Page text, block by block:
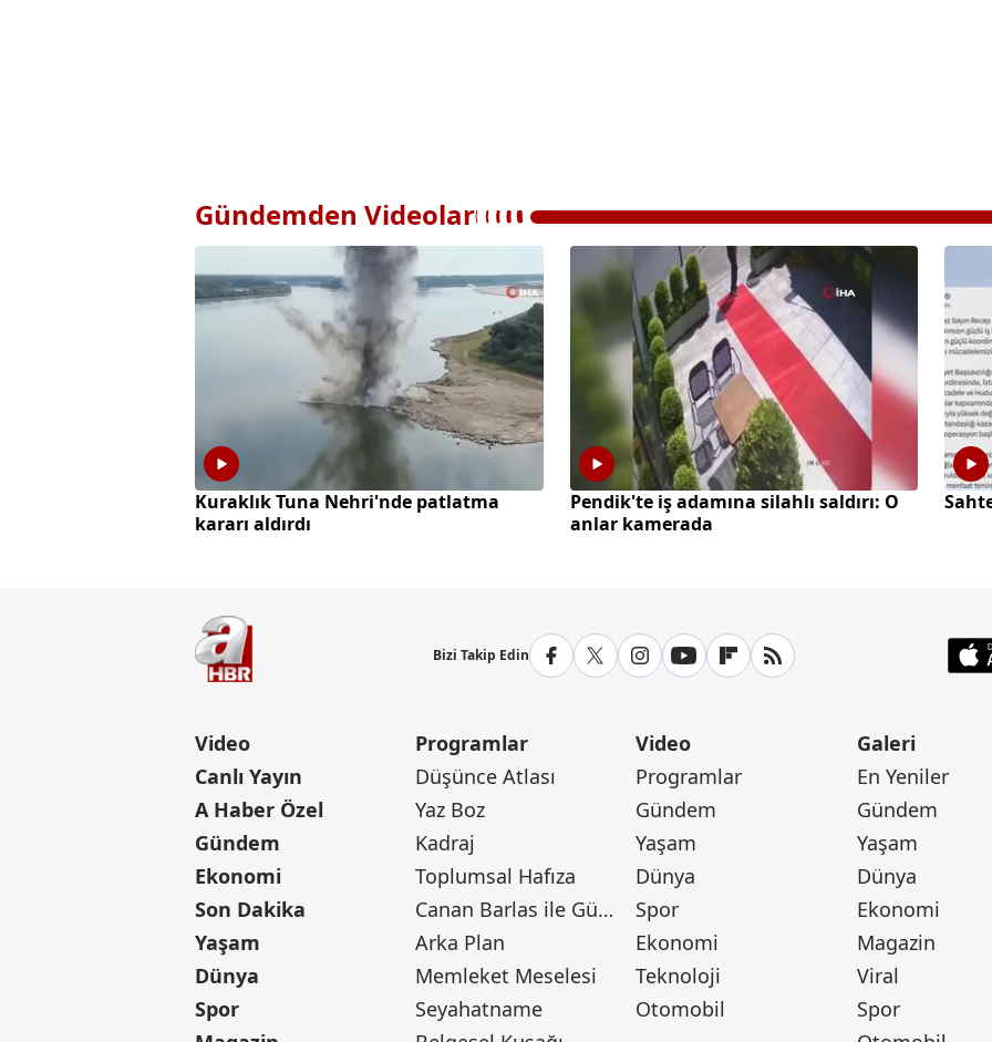
Gündemden Videolar
Kuraklık Tuna Nehri'nde patlatma
kararı aldırdı
Pendik'te iş adamına silahlı saldırı: O
anlar kamerada
Bizi Takip Edin
Video
Canlı Yayın
A Haber Özel
Gündem
Ekonomi
Son Dakika
Yaşam
Dünya
Spor
Programlar
Düşünce Atlası
Yaz Boz
Kadraj
Toplumsal Hafıza
Canan Barlas ile Gündem
Arka Plan
Memleket Meselesi
Seyahatname
Video
Programlar
Gündem
Yaşam
Dünya
Spor
Ekonomi
Teknoloji
Otomobil
Galeri
En Yeniler
Gündem
Yaşam
Dünya
Ekonomi
Magazin
Viral
Spor